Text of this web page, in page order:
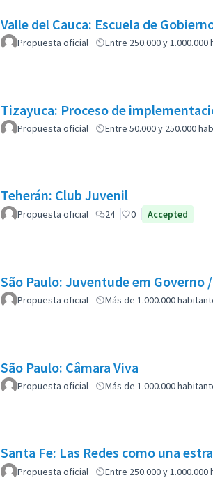
Valle del Cauca: Escuela de
Propuesta oficial Entre 250.000 y
Tizayuca: Proceso de
Propuesta oficial Entre 50.000 y 250.000
Teherán: Club Juvenil
Propuesta oficial 24 0 Accepted
São Paulo: Juventude em Governo
Propuesta oficial Más de 1.000.000
São Paulo: Câmara Viva
Propuesta oficial Más de 1.000.000
Santa Fe: Las Redes como una
Propuesta oficial Entre 250.000 y